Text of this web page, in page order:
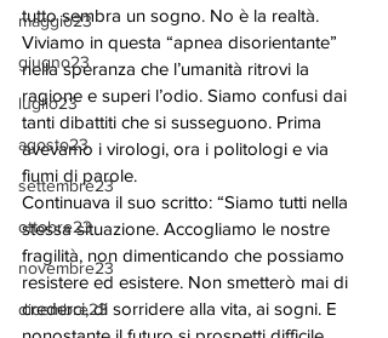
maggio23
giugno23
luglio23
agosto23
settembre23
ottobre23
novembre23
dicembre23
tutto sembra un sogno. No è la realtà.
Viviamo in questa “apnea disorientante”
nella speranza che l’umanità ritrovi la
ragione e superi l’odio. Siamo confusi dai
tanti dibattiti che si susseguono. Prima
avevamo i virologi, ora i politologi e via
fiumi di parole.
Continuava il suo scritto: “Siamo tutti nella
stessa situazione. Accogliamo le nostre
fragilità, non dimenticando che possiamo
resistere ed esistere. Non smetterò mai di
crederci, di sorridere alla vita, ai sogni. E